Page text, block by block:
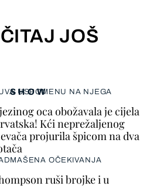
JOŠ
SHOW
USPOMENU NA NJEGA
oca obožavala je cijela
Kći neprežaljenog
projurila špicom na dva
OČEKIVANJA
ruši brojke i u